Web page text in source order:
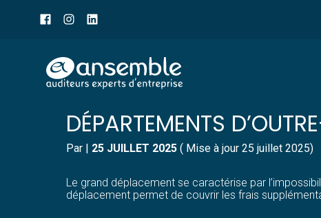
header
Aller
au
BARÈME INDEMNITÉS
DÉPARTEMENTS
Par | 25 JUILLET 2025( Mise à jour 25 juillet 2025)
Le grand déplacement se caractérise par
déplacement permet de couvrir les frais